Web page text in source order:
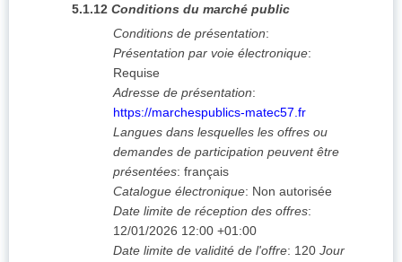
5.1.12 Conditions du marché public
Conditions de présentation:
Présentation par voie électronique:
Requise
Adresse de présentation:
https://marchespublics-matec57.fr
Langues dans lesquelles les offres ou
demandes de participation peuvent être
présentées: français
Catalogue électronique: Non autorisée
Date limite de réception des offres:
12/01/2026 12:00 +01:00
Date limite de validité de l'offre: 120 Jour